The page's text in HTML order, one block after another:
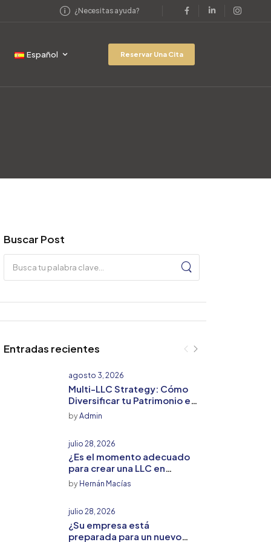
¿Necesitas ayuda?
Español Reservar Una Cita
Buscar Post
Entradas recientes
agosto 3, 2026
Multi-LLC Strategy: Cómo
Diversificar tu Patrimonio en
Florida sin Multiplicar tu
Riesgo Fiscal
byAdmin
julio 28, 2026
¿Es el momento adecuado
para crear una LLC en
Estados Unidos? Lo que
todo emprendedor debe
byHernán Macías
julio 28, 2026
¿Su empresa está
preparada para un nuevo